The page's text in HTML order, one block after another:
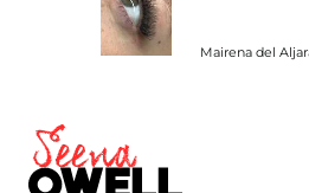
Mairena del